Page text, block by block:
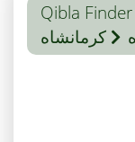
Qibla Finder
کرمانشاه